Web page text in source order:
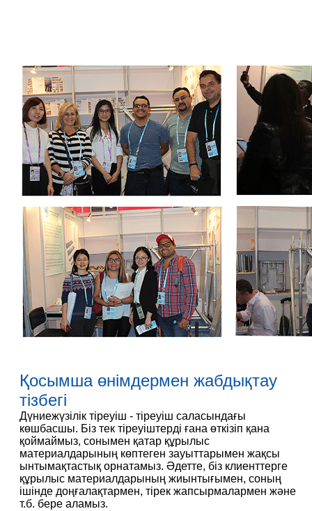
Қосымша өнімдермен жабдықтау
тізбегі
Дүниежүзілік тіреуіш - тіреуіш саласындағы
көшбасшы. Біз тек тіреуіштерді ғана өткізіп қана
қоймаймыз, сонымен қатар құрылыс
материалдарының көптеген зауыттарымен жақсы
ынтымақтастық орнатамыз. Әдетте, біз клиенттерге
құрылыс материалдарының жиынтығымен, соның
ішінде доңғалақтармен, тірек жапсырмалармен және
т.б. бере аламыз.